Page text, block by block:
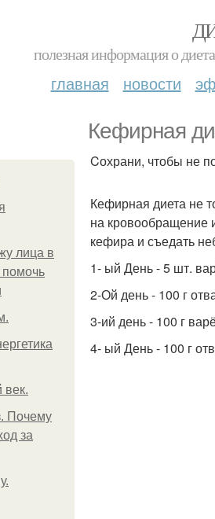
полезная информация о
главная новости
Кефирная
лица в
Почему
за
Cохрани, чтобы не
Кефирная диета не
на кровообращение
кефира и съедать
1- ый День - 5 шт.
2-Ой день - 100 г
3-ий день - 100 г
4- ый День - 100 г